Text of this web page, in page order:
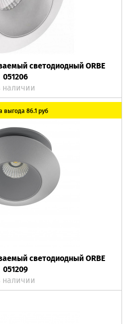
светодиодный ORBE
051206
наличии
выгода 86.1 руб
светодиодный ORBE
051209
наличии